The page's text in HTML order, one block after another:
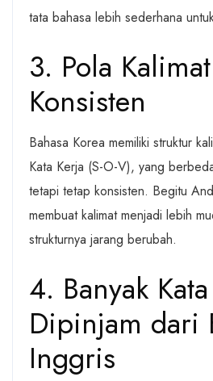
tata bahasa lebih sederhana
3. Pola
Konsisten
Bahasa Korea memiliki struktur
Kata Kerja (S-O-V), yang
tetapi tetap konsisten. Begitu
membuat kalimat menjadi lebih
strukturnya jarang berubah.
4. Banyak
Dipinjam dari
Inggris